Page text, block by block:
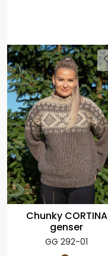
Chunky CORTINA
genser
GG 292-01